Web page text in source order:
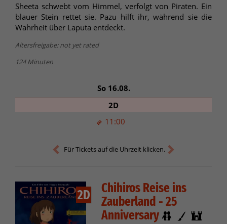
Sheeta schwebt vom Himmel, verfolgt von Piraten. Ein
blauer Stein rettet sie. Pazu hilft ihr, während sie die
Wahrheit über Laputa entdeckt.
Altersfreigabe: not yet rated
124 Minuten
So 16.08.
11:00
2D
Für Tickets auf die Uhrzeit klicken.
2D
Chihiros Reise ins
Zauberland - 25
Anniversary